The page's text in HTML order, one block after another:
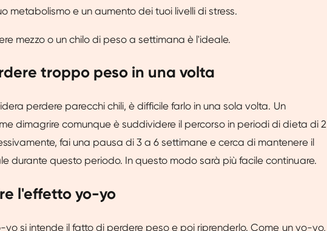
metabolismo e un aumento dei tuoi livelli di stress.
mezzo o un chilo di peso a settimana è l'ideale.
troppo peso in una volta
perdere parecchi chili, è difficile farlo in una sola volta. Un
dimagrire comunque è suddividere il percorso in periodi di dieta di 2
fai una pausa di 3 a 6 settimane e cerca di mantenere il
durante questo periodo. In questo modo sarà più facile continuare.
l'effetto yo-yo
yo si intende il fatto di perdere peso e poi riprenderlo. Come un yo-yo,